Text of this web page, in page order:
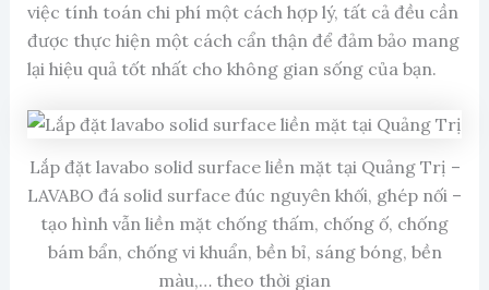
việc tính toán chi phí một cách hợp lý, tất cả đều cần
được thực hiện một cách cẩn thận để đảm bảo mang
lại hiệu quả tốt nhất cho không gian sống của bạn.
Lắp đặt lavabo solid surface liền mặt tại Quảng Trị –
LAVABO đá solid surface đúc nguyên khối, ghép nối –
tạo hình vẫn liền mặt chống thấm, chống ố, chống
bám bẩn, chống vi khuẩn, bền bỉ, sáng bóng, bền
màu,… theo thời gian